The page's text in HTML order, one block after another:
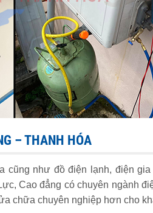
– THANH HÓA
như đồ điện lạnh, điện
Cao đẳng có chuyên ngành
chữa chuyên nghiệp hơn cho